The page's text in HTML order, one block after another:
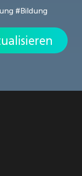
#Bildung